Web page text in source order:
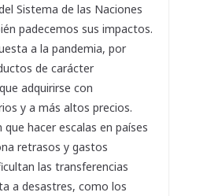
Sistema de las Naciones
padecemos sus impactos.
a la pandemia, por
de carácter
adquirirse con
y a más altos precios.
hacer escalas en países
retrasos y gastos
las transferencias
a desastres, como los